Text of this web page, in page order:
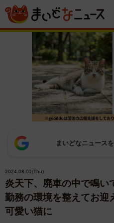
まいどなニュース
2024.08.01(Thu)
炎天下、廃車の中で鳴
勤務の環境を整えてお迎
可愛い猫に